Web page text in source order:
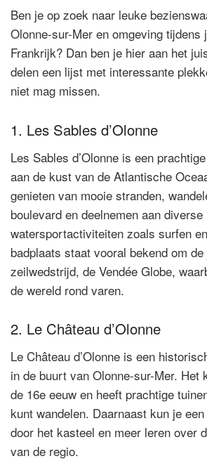
Ben je op zoek naar leuke
Olonne-sur-Mer en omgeving tijdens
Frankrijk? Dan ben je hier aan het
delen een lijst met interessante
niet mag missen.
1. Les Sables d’Olonne
Les Sables d’Olonne is een
aan de kust van de Atlantische
genieten van mooie stranden,
boulevard en deelnemen aan diverse
watersportactiviteiten zoals surfen
badplaats staat vooral bekend om
zeilwedstrijd, de Vendée Globe,
de wereld rond varen.
2. Le Château d’Olonne
Le Château d’Olonne is een
in de buurt van Olonne-sur-Mer. Het
de 16e eeuw en heeft prachtige
kunt wandelen. Daarnaast kun je
door het kasteel en meer leren over
van de regio.